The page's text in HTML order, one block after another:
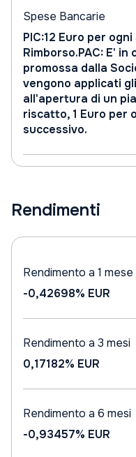
Spese Bancarie
PIC:12 Euro per
Rimborso.PAC: E'
promossa dalla
vengono applicati
all'apertura di un
riscatto, 1 Euro per
successivo.
Rendimenti
Rendimento a 1 mese
-0,42698% EUR
Rendimento a 3 mesi
0,17182% EUR
Rendimento a 6 mesi
-0,93457% EUR